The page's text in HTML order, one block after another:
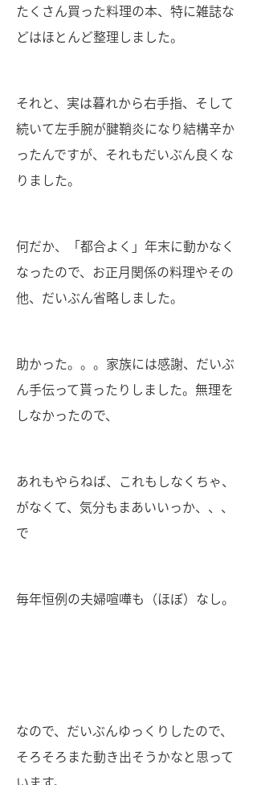
たくさん買った料理の本、特に雑誌な
どはほとんど整理しました。
それと、実は暮れから右手指、そして
続いて左手腕が腱鞘炎になり結構辛か
ったんですが、それもだいぶん良くな
りました。
何だか、「都合よく」年末に動かなく
なったので、お正月関係の料理やその
他、だいぶん省略しました。
助かった。。。家族には感謝、だいぶ
ん手伝って貰ったりしました。無理を
しなかったので、
あれもやらねば、これもしなくちゃ、
がなくて、気分もまあいいっか、、、
で
毎年恒例の夫婦喧嘩も（ほぼ）なし。
なので、だいぶんゆっくりしたので、
そろそろまた動き出そうかなと思って